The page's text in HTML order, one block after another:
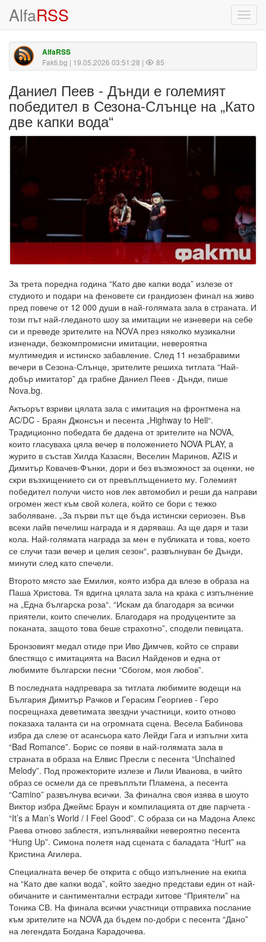
AlfaRSS
AlfaRSS
Fakti.bg | 19.05.2026 03:51:28 | 85
Даниел Пеев - Дънди е големият
победител в Сезона-Слънце на „Като
две капки вода“
За трета поредна година “Като две капки вода” излезе от
студиото и подари на феновете си грандиозен финал на живо
пред повече от 12 000 души в най-голямата зала в страната. И
този път най-гледаното шоу за имитации не изневери на себе
си и преведе зрителите на NOVА през няколко музикални
изненади, безкомпромисни имитации, невероятна
мултимедия и истинско забавление. След 11 незабравими
вечери в Сезона-Слънце, зрителите решиха титлата “Най-
добър имитатор” да грабне Даниел Пеев - Дънди, пише
Nova.bg.
Актьорът взриви цялата зала с имитация на фронтмена на
AC/DC - Браян Джонсън и песента „Highway to Hell“.
Традиционно победата бе дадена от зрителите на NOVA,
които гласуваха цяла вечер в положението NOVA PLAY, a
журито в състав Хилда Казасян, Веселин Маринов, AZIS и
Димитър Ковачев-Фънки, дори и без възможност за оценки, не
скри възхищението си от превъплъщението му. Големият
победител получи чисто нов лек автомобил и реши да направи
огромен жест към свой колега, който се бори с тежко
заболяване. „За първи път ще бъда истински сериозен. Във
всеки лайв печелиш награда и я даряваш. Аз ще даря и тази
кола. Най-голямата награда за мен е публиката и това, което
се случи тази вечер и целия сезон“, развълнуван бе Дънди,
минути след като спечели.
Второто място зае Емилия, която избра да влезе в образа на
Паша Христова. Тя вдигна цялата зала на крака с изпълнение
на „Една българска роза“. “Искам да благодаря за всички
приятели, които спечелих. Благодаря на продуцентите за
поканата, защото това беше страхотно”, сподели певицата.
Бронзовият медал отиде при Иво Димчев, който се справи
блестящо с имитацията на Васил Найденов и една от
любимите български песни “Сбогом, моя любов”.
В последната надпревара за титлата любимите водещи на
България Димитър Рачков и Герасим Георгиев - Геро
посрещнаха деветимата звездни участници, които отново
показаха таланта си на огромната сцена. Весела Бабинова
избра да слезе от асансьора като Лейди Гага и изпълни хита
“Bad Romance”. Борис се появи в най-голямата зала в
страната в образа на Елвис Пресли с песента “Unchained
Melody”. Под прожекторите излезе и Лили Иванова, в чийто
образ се осмели да се превъплъти Пламена, а песента
“Camino” развълнува всички. За финална своя изява в шоуто
Виктор избра Джеймс Браун и компилацията от две парчета -
“It’s a Man’s World / I Feel Good”. С образа си на Мадона Алекс
Раева отново заблестя, изпълнявайки невероятно песента
“Hung Up”. Симона полетя над сцената с баладата “Hurt” на
Кристина Агилера.
Специалната вечер бе открита с общо изпълнение на екипа
на “Като две капки вода”, който заедно представи един от най-
обичаните и сантиментални естради хитове “Приятели” на
Тоника СВ. На финала всички участници отправиха послание
към зрителите на NOVA да бъдем по-добри с песента “Дано”
на легендата Богдана Карадочева.